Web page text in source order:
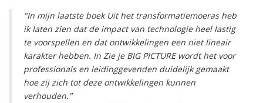
"In mijn laatste boek Uit het transformatiemoeras heb
ik laten zien dat de impact van technologie heel lastig
te voorspellen en dat ontwikkelingen een niet lineair
karakter hebben. In Zie je BIG PICTURE wordt het voor
professionals en leidinggevenden duidelijk gemaakt
hoe zij zich tot deze ontwikkelingen kunnen
verhouden."